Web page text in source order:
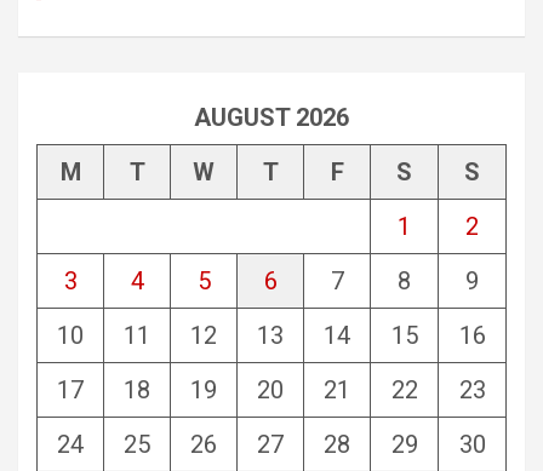
AUGUST 2026
M
T W T F S
S
1
2
3
4 5 6 7 8
9
10
11 12 13 14 15
16
17
18 19 20 21 22
23
24
25 26 27 28 29
30